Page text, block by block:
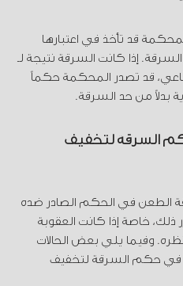
قد تأخذ في اعتبارها
إذا كانت السرقة نتيجة لـ
قد تصدر المحكمة حكماً
بدلاً من حد السرقة.
السرقة لتخفيف
الطعن في الحكم الصادر ضده
ذلك، خاصة إذا كانت العقوبة
وفيما يلي بعض الحالات
في حكم السرقة لتخفيف